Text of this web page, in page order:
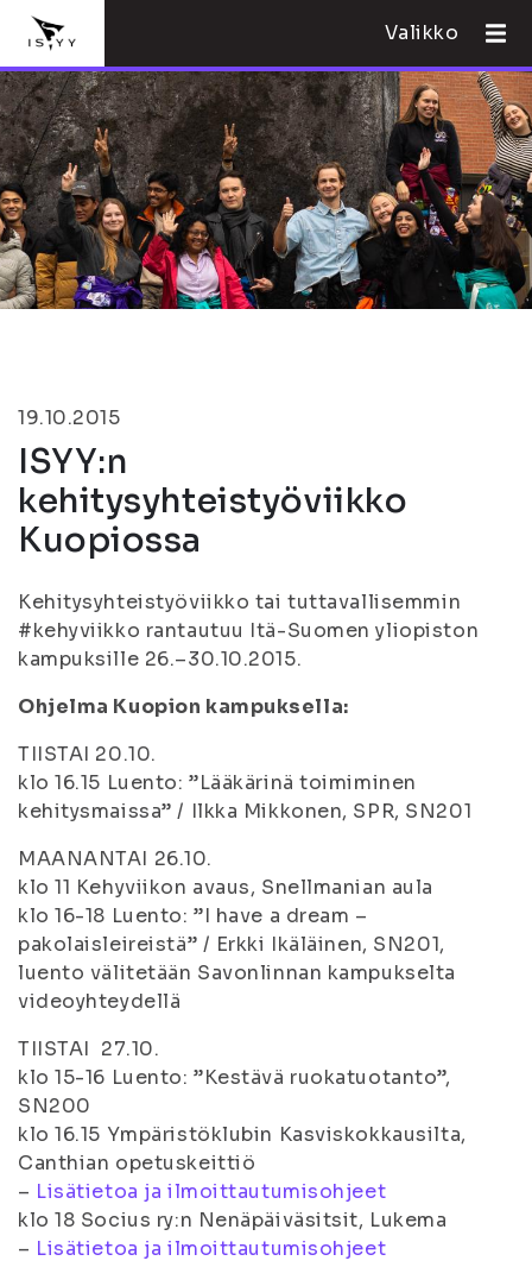
Valikko
19.10.2015
ISYY:n
kehitysyhteistyöviikko
Kuopiossa
Kehitysyhteistyöviikko tai tuttavallisemmin
#kehyviikko rantautuu Itä-Suomen yliopiston
kampuksille 26.–30.10.2015.
Ohjelma Kuopion kampuksella:
TIISTAI 20.10.
klo 16.15 Luento: ”Lääkärinä toimiminen
kehitysmaissa” / Ilkka Mikkonen, SPR, SN201
MAANANTAI 26.10.
klo 11 Kehyviikon avaus, Snellmanian aula
klo 16-18 Luento: ”I have a dream –
pakolaisleireistä” / Erkki Ikäläinen, SN201,
luento välitetään Savonlinnan kampukselta
videoyhteydellä
TIISTAI 27.10.
klo 15-16 Luento: ”Kestävä ruokatuotanto”,
SN200
klo 16.15 Ympäristöklubin Kasviskokkausilta,
Canthian opetuskeittiö
– Lisätietoa ja ilmoittautumisohjeet
klo 18 Socius ry:n Nenäpäiväsitsit, Lukema
– Lisätietoa ja ilmoittautumisohjeet